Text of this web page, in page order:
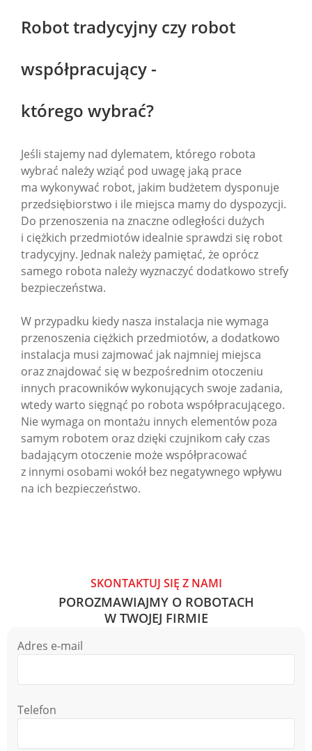
Robot tradycyjny czy robot
współpracujący -
którego wybrać?
Jeśli stajemy nad dylematem, którego robota
wybrać należy wziąć pod uwagę jaką prace
ma wykonywać robot, jakim budżetem dysponuje
przedsiębiorstwo i ile miejsca mamy do dyspozycji.
Do przenoszenia na znaczne odległości dużych
i ciężkich przedmiotów idealnie sprawdzi się robot
tradycyjny. Jednak należy pamiętać, że oprócz
samego robota należy wyznaczyć dodatkowo strefy
bezpieczeństwa.
W przypadku kiedy nasza instalacja nie wymaga
przenoszenia ciężkich przedmiotów, a dodatkowo
instalacja musi zajmować jak najmniej miejsca
oraz znajdować się w bezpośrednim otoczeniu
innych pracowników wykonujących swoje zadania,
wtedy warto sięgnąć po robota współpracującego.
Nie wymaga on montażu innych elementów poza
samym robotem oraz dzięki czujnikom cały czas
badającym otoczenie może współpracować
z innymi osobami wokół bez negatywnego wpływu
na ich bezpieczeństwo.
SKONTAKTUJ SIĘ Z NAMI
POROZMAWIAJMY O ROBOTACH
W TWOJEJ FIRMIE
Adres e-mail
Telefon